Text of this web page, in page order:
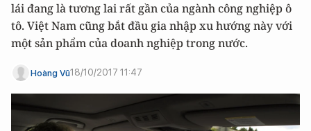
lái đang là tương lai rất gần của ngành công nghiệp ô
tô. Việt Nam cũng bắt đầu gia nhập xu hướng này với
một sản phẩm của doanh nghiệp trong nước.
Hoàng Vũ18/10/2017 11:47